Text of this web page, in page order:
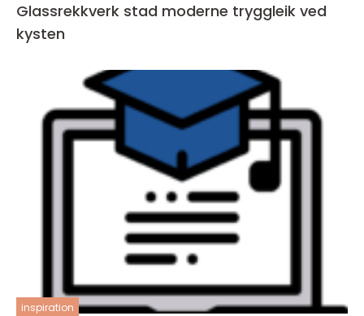
Glassrekkverk stad moderne tryggleik ved
kysten
inspiration